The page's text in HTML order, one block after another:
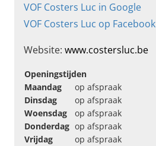
VOF Costers Luc in Google
VOF Costers Luc op Facebook
Website: www.costersluc.be
Openingstijden
Maandag
op afspraak
Dinsdag
op afspraak
Woensdag
op afspraak
Donderdag op afspraak
Vrijdag
op afspraak